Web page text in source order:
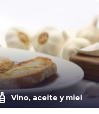
Vino, aceite y miel